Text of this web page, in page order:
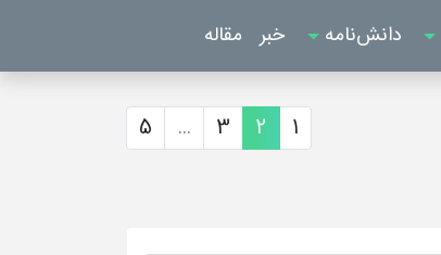
دانش‌نامه خبر مقاله
1
2
3
...
5